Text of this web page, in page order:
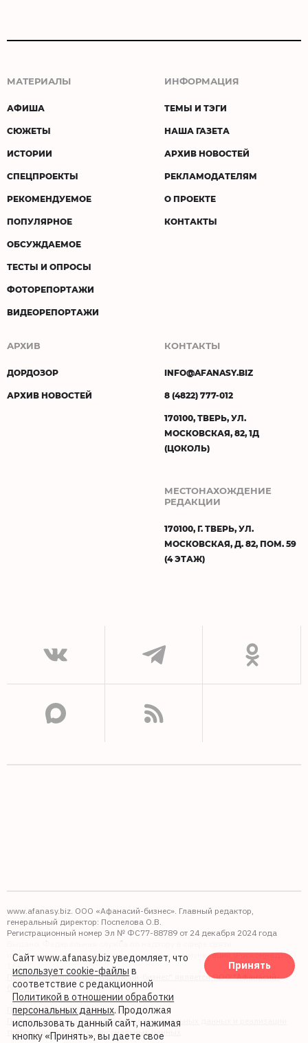
МАТЕРИАЛЫ
АФИША
СЮЖЕТЫ
ИСТОРИИ
СПЕЦПРОЕКТЫ
РЕКОМЕНДУЕМОЕ
ПОПУЛЯРНОЕ
ОБСУЖДАЕМОЕ
ТЕСТЫ И ОПРОСЫ
ФОТОРЕПОРТАЖИ
ВИДЕОРЕПОРТАЖИ
ИНФОРМАЦИЯ
ТЕМЫ И ТЭГИ
НАША ГАЗЕТА
АРХИВ НОВОСТЕЙ
РЕКЛАМОДАТЕЛЯМ
О ПРОЕКТЕ
КОНТАКТЫ
АРХИВ
ДОРДОЗОР
АРХИВ НОВОСТЕЙ
КОНТАКТЫ
INFO@AFANASY.BIZ
8 (4822) 777-012
170100, ТВЕРЬ, УЛ.
МОСКОВСКАЯ, 82, 1Д
(ЦОКОЛЬ)
МЕСТОНАХОЖДЕНИЕ
РЕДАКЦИИ
170100, Г. ТВЕРЬ, УЛ.
МОСКОВСКАЯ, Д. 82, ПОМ. 59
(4 ЭТАЖ)
www.afanasy.biz. ООО «Афанасий-бизнес». Главный редактор,
генеральный директор: Поспелова О.В.
Регистрационный номер Эл № ФС77-88789 от 24 декабря 2024 года
Выдано: Федеральная служба по надзору в сфере связи,
информационных технологий и массовых коммуникаций (Роскомнадзор).
Правопреемником АО "Афанасий-бизнес" является ООО "Афанасий-
бизнес"
Политика обработки файлов cookie
Политика в отношении обработки персональных данных и реализации
требований к защите персональных данных
Сайт www.afanasy.biz уведомляет, что
использует cookie-файлы в
соответствие с редакционной
Политикой в отношении обработки
персональных данных. Продолжая
использовать данный сайт, нажимая
кнопку «Принять», вы даете свое
Принять